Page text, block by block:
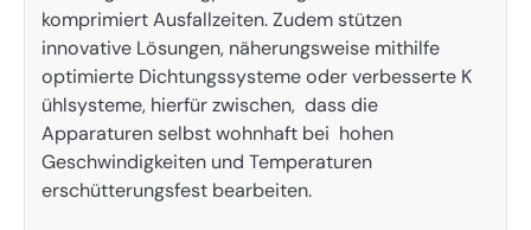
komprimiert Ausfallzeiten. Zudem stützen
innovative Lösungen, näherungsweise mithilfe
optimierte Dichtungssysteme oder verbesserte K
ühlsysteme, hierfür zwischen, dass die
Apparaturen selbst wohnhaft bei hohen
Geschwindigkeiten und Temperaturen
erschütterungsfest bearbeiten.